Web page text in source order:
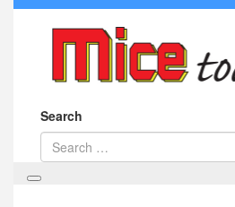
Search